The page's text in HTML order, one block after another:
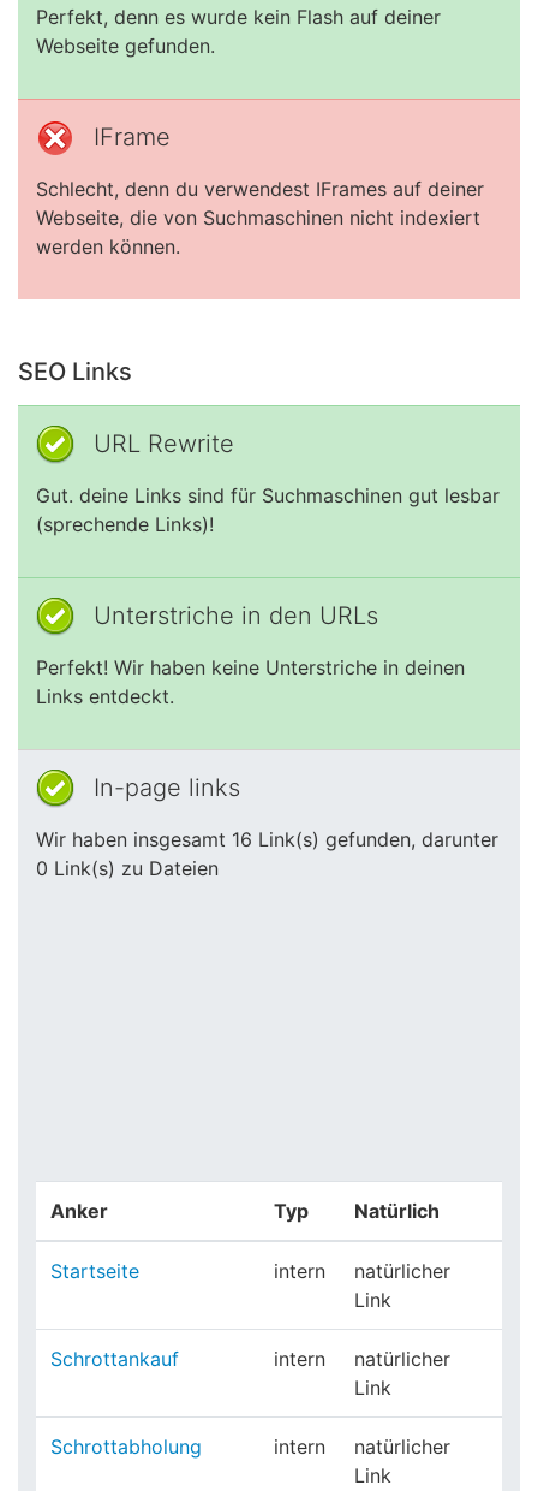
Perfekt, denn es wurde kein Flash auf deiner
Webseite gefunden.
IFrame
Schlecht, denn du verwendest IFrames auf deiner
Webseite, die von Suchmaschinen nicht indexiert
werden können.
SEO Links
URL Rewrite
Gut. deine Links sind für Suchmaschinen gut lesbar
(sprechende Links)!
Unterstriche in den URLs
Perfekt! Wir haben keine Unterstriche in deinen
Links entdeckt.
In-page links
Wir haben insgesamt 16 Link(s) gefunden, darunter
0 Link(s) zu Dateien
Anker Typ Natürlich
Startseite intern
natürlicher
Link
Schrottankauf intern
natürlicher
Link
Schrottabholung intern
natürlicher
Link